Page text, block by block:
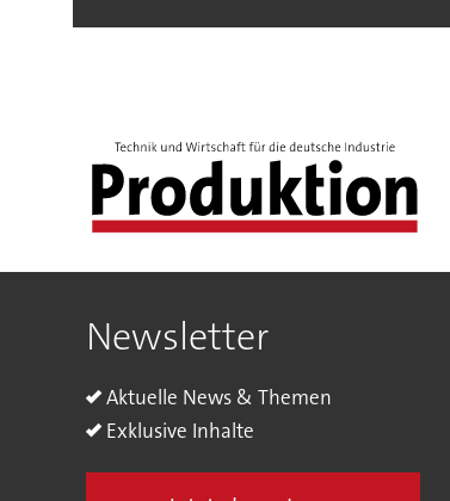
Newsletter
Aktuelle News & Themen
Exklusive Inhalte